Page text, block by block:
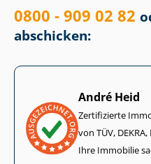
0800 - 909 02 82
abschicken:
André Heid
Zertifizierte
von TÜV,
Ihre Immobilie